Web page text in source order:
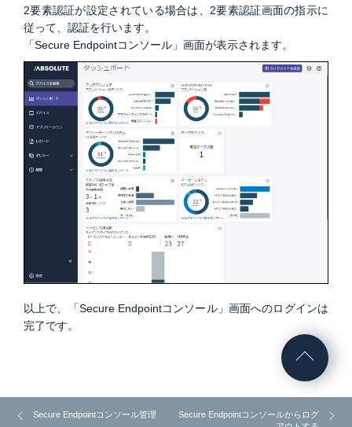
2要素認証が設定されている場合は、2要素認証画面の指示に
従って、認証を行います。
「Secure Endpointコンソール」画面が表示されます。
以上で、「Secure Endpointコンソール」画面へのログインは
完了です。
Secure Endpointコンソール管理
Secure Endpointコンソールからログ